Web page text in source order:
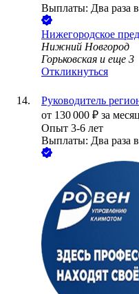
Выплаты: Два раза
Нижегородское
Нижний Новгород
Горьковская и еще 3
Откликнуться
Руководитель
от 130 000 ₽ за
Опыт 3-6 лет
Выплаты: Два раза